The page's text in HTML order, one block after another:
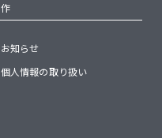
作
お知らせ
個人情報の取り扱い